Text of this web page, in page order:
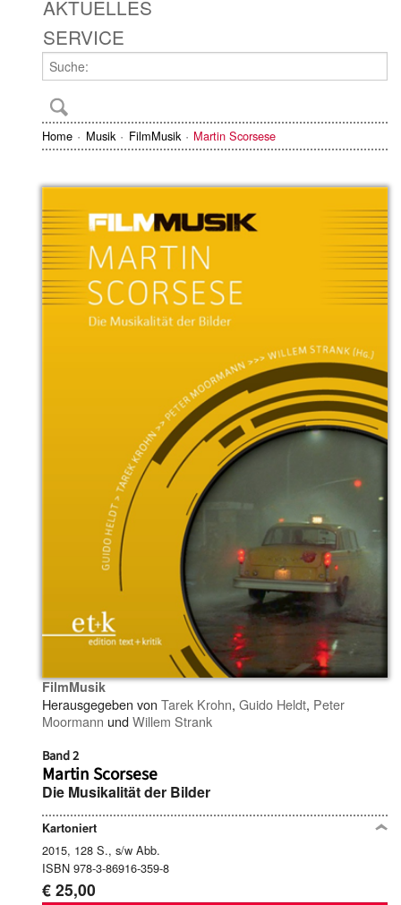
AKTUELLES
SERVICE
Home Musik FilmMusik Martin Scorsese
FilmMusik
Herausgegeben von Tarek Krohn, Guido Heldt, Peter
Moormann undWillem Strank
Band 2
Martin Scorsese
Die Musikalität der Bilder
Kartoniert
2015, 128 S., s/w Abb.
ISBN 978-3-86916-359-8
€ 25,00